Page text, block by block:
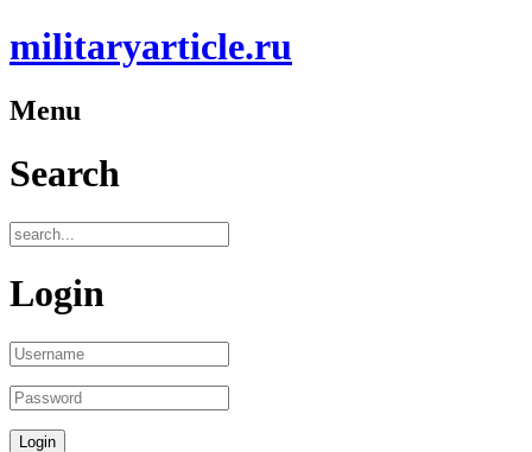
militaryarticle.ru
Menu
Search
Login